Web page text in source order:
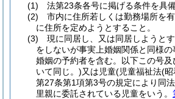
(1)
法第23条各号に掲げる条件を具備
(2)
市内に住所若しくは勤務場所を
に住所を定めようとすること。
(3)
現に同居し、又は同居しようと
をしないが事実上婚姻関係と同様
婚姻の予約者を含む。以下この号及
いて同じ。)又は児童(児童福祉法(昭
第27条第1項第3号の規定により同
里親に委託されている児童をいう。